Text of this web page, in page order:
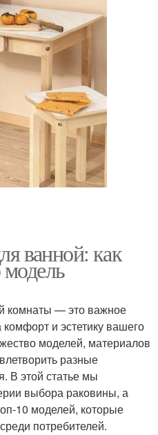
ванной: как
комнаты — это важное
и эстетику вашего
моделей, материалов
разные
В этой статье мы
выбора раковины, а
10 моделей, которые
потребителей.